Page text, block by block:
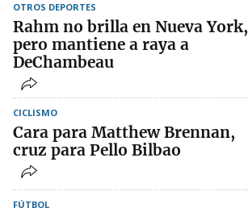
OTROS DEPORTES
Rahm no brilla en Nueva York,
pero mantiene a raya a
DeChambeau
CICLISMO
Cara para Matthew Brennan,
cruz para Pello Bilbao
FÚTBOL